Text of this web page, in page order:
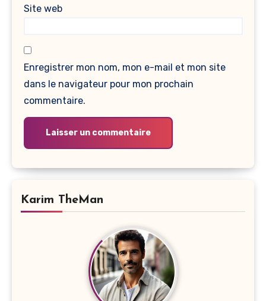
Site web
Enregistrer mon nom, mon e-mail et mon site
dans le navigateur pour mon prochain
commentaire.
Karim TheMan